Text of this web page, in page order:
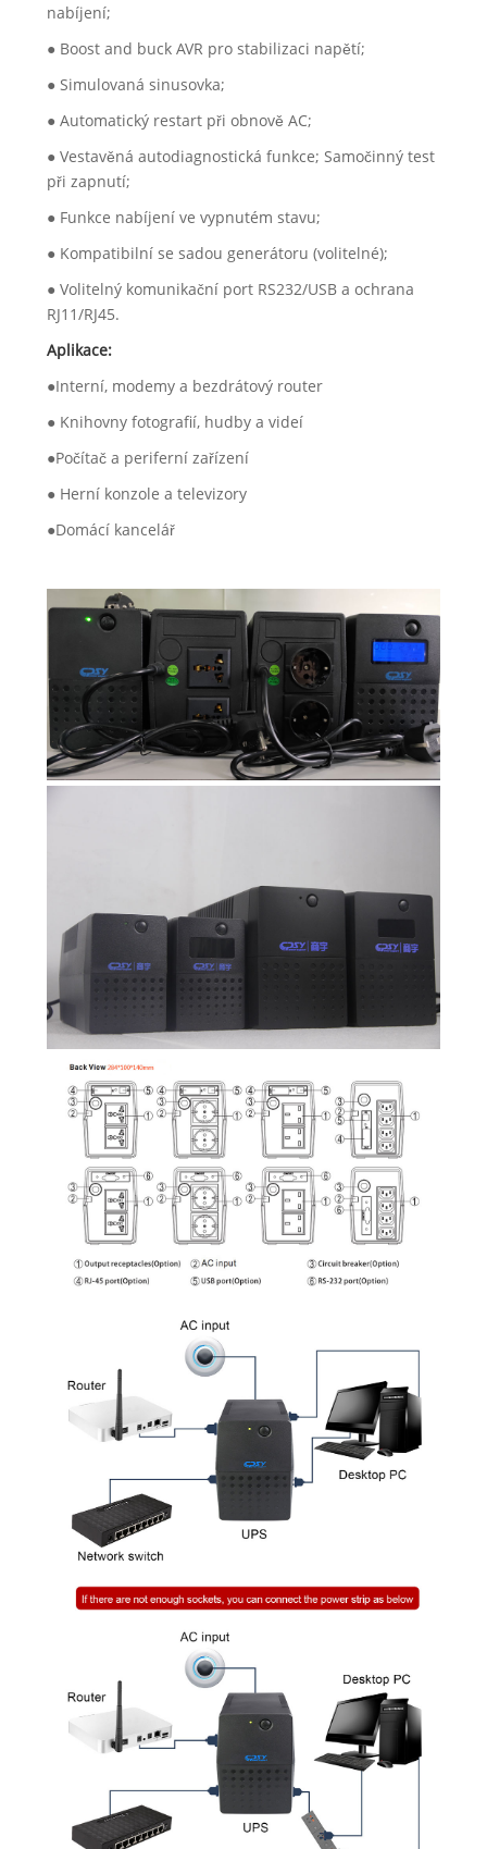
nabíjení;
● Boost and buck AVR pro stabilizaci napětí;
● Simulovaná sinusovka;
● Automatický restart při obnově AC;
● Vestavěná autodiagnostická funkce; Samočinný test
při zapnutí;
● Funkce nabíjení ve vypnutém stavu;
● Kompatibilní se sadou generátoru (volitelné);
● Volitelný komunikační port RS232/USB a ochrana
RJ11/RJ45.
Aplikace:
●Interní, modemy a bezdrátový router
● Knihovny fotografií, hudby a videí
●Počítač a periferní zařízení
● Herní konzole a televizory
●Domácí kancelář